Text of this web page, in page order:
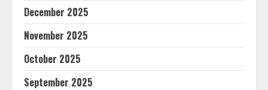
December 2025
November 2025
October 2025
September 2025